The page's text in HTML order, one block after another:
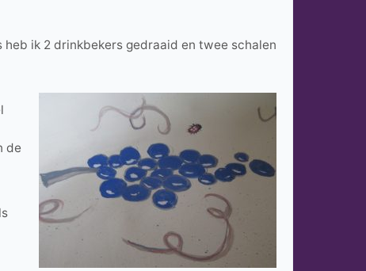
ik 2 drinkbekers gedraaid en twee schalen
de